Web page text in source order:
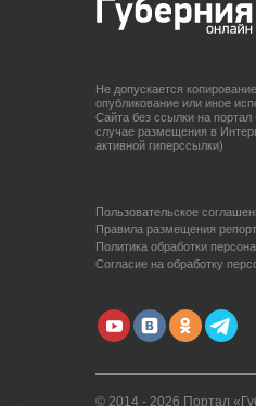
Не допускается
опубликование или иное
Сайта без ссылки на портал
случае размещения в
активной гиперссылки)
Пользовательское
Правила размещения
Политика обработки
Согласие на обработку
© 2014 - 2026 Портал